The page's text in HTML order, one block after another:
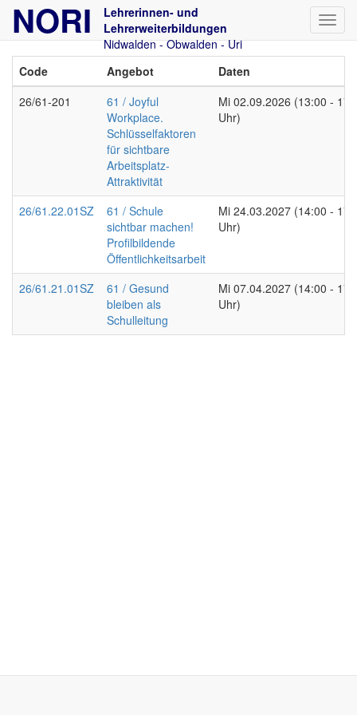
NORI
Lehrerinnen- und
Lehrerweiterbildungen
Nidwalden - Obwalden - Uri
Code
Angebot
Daten
26/61-201
61 / Joyful
Workplace.
Schlüsselfaktoren
für sichtbare
Arbeitsplatz-
Attraktivität
Mi 02.09.2026 (13:00 -
Uhr)
26/61.22.01SZ
61 / Schule
sichtbar machen!
Profilbildende
Öffentlichkeitsarbeit
Mi 24.03.2027 (14:00 -
Uhr)
26/61.21.01SZ
61 / Gesund
bleiben als
Schulleitung
Mi 07.04.2027 (14:00 -
Uhr)